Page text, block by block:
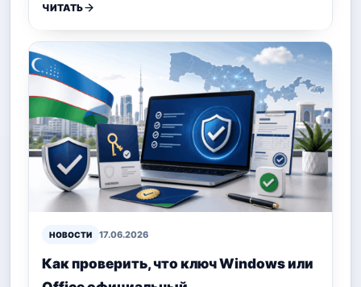
ЧИТАТЬ
НОВОСТИ 17.06.2026
Как проверить, что ключ Windows или